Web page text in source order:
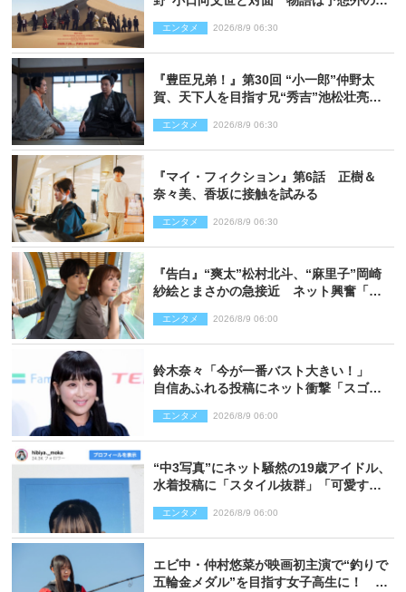
エンタメ 2026/8/9 06:30
『豊臣兄弟！』第30回 “小一郎”仲野太
賀、天下人を目指す兄“秀吉”池松壮亮
エンタメ 2026/8/9 06:30
『マイ・フィクション』第6話 正樹＆
奈々美、香坂に接触を試みる
エンタメ 2026/8/9 06:30
『告白』“爽太”松村北斗、“麻里子”岡崎
紗絵とまさかの急接近 ネット興奮「そ
り）
エンタメ 2026/8/9 06:00
鈴木奈々「今が一番バスト大きい！」
自信あふれる投稿にネット衝撃「スゴ
エンタメ 2026/8/9 06:00
“中3写真”にネット騒然の19歳アイドル、
水着投稿に「スタイル抜群」「可愛すぎ
エンタメ 2026/8/9 06:00
エビ中・仲村悠菜が映画初主演で“釣りで
五輪金メダル”を目指す女子高生に！ 映